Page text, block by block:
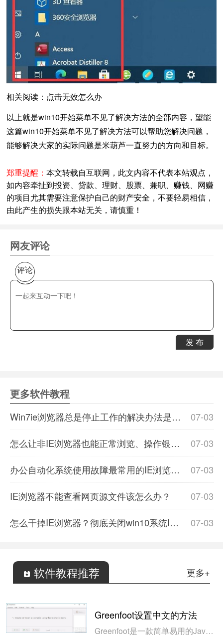
相关阅读：点击无效怎么办
以上就是win10开始菜单不见了解决方法的全部内容，望能
这篇win10开始菜单不见了解决方法可以帮助您解决问题，
能够解决大家的实际问题是米葫芦一直努力的方向和目标。
郑重提醒： 本文转载自互联网，此文内容不代表本站观点，
如内容牵扯到投资、贷款、理财、股票、兼职、赚钱、网赚
的项目尤其需要注意保护自己的财产安全，不要轻易相信，
由此产生的损失跟本站无关，请慎重！
网友评论
评论
发 布
更多软件教程
07-03
Win7ie浏览器总是停止工作的解决办法是什么？四种win7ie浏览器停止工作办法介绍
07-03
怎么让非IE浏览器也能正常浏览、操作银行的网银网页?
07-03
办公自动化系统使用故障最常用的IE浏览器设置
07-03
IE浏览器不能查看网页源文件该怎么办？
07-03
怎么干掉IE浏览器？彻底关闭win10系统IE浏览器的技巧介绍
软件教程推荐 更多+
Greenfoot设置中文的方法
Greenfoot是一款简单易用的Java开发环境，该软件界面清爽简约，既可以作为一个开发框使用，也能够作为集成开发环境使用，操作起来十分简单。这款软件支持多种语言，但是默认的语言是英文，因此将该软件下载到电脑上的时候，会发现软件的界面语言是英文版本的，这对于英语基础较差的朋友来说，使用这款软件就会...